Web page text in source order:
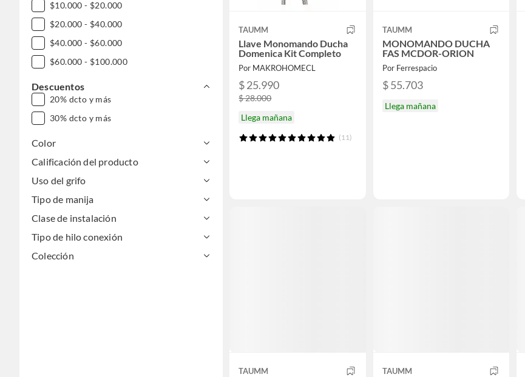
$10.000 - $20.000
$20.000 - $40.000
$40.000 - $60.000
$60.000 - $100.000
Descuentos
20% dcto y más
30% dcto y más
Color
Calificación del producto
Uso del grifo
Tipo de manija
Clase de instalación
Tipo de hilo conexión
Colección
TAUMM
Llave Monomando Ducha
Domenica Kit Completo
Por MAKROHOMECL
$ 25.990
$ 28.000
Llega mañana
(11)
TAUMM
MONOMANDO DUCHA
FAS MCDOR-ORION
Por Ferrespacio
$ 55.703
Llega mañana
TAUMM TAUMM